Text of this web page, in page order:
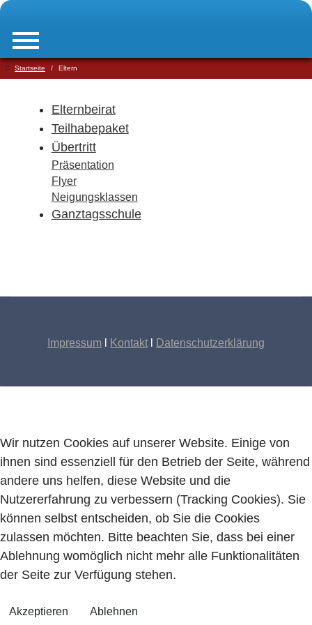
Startseite Eltern
Elternbeirat
Teilhabepaket
Übertritt
Präsentation
Flyer
Neigungsklassen
Ganztagsschule
Impressum Kontakt Datenschutzerklärung
Wir nutzen Cookies auf unserer Website. Einige von
ihnen sind essenziell für den Betrieb der Seite, während
andere uns helfen, diese Website und die
Nutzererfahrung zu verbessern (Tracking Cookies). Sie
können selbst entscheiden, ob Sie die Cookies
zulassen möchten. Bitte beachten Sie, dass bei einer
Ablehnung womöglich nicht mehr alle Funktionalitäten
der Seite zur Verfügung stehen.
Akzeptieren Ablehnen